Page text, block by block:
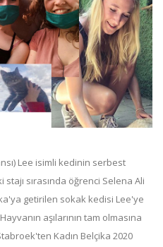
Lee isimli kedinin serbest
stajı sırasında öğrenci Selena Ali
getirilen sokak kedisi Lee'ye
aşılarının tam olmasına
Kadın Belçika 2020